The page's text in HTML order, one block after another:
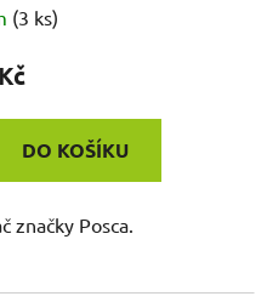
(3 ks)
DO KOŠÍKU
značky Posca.